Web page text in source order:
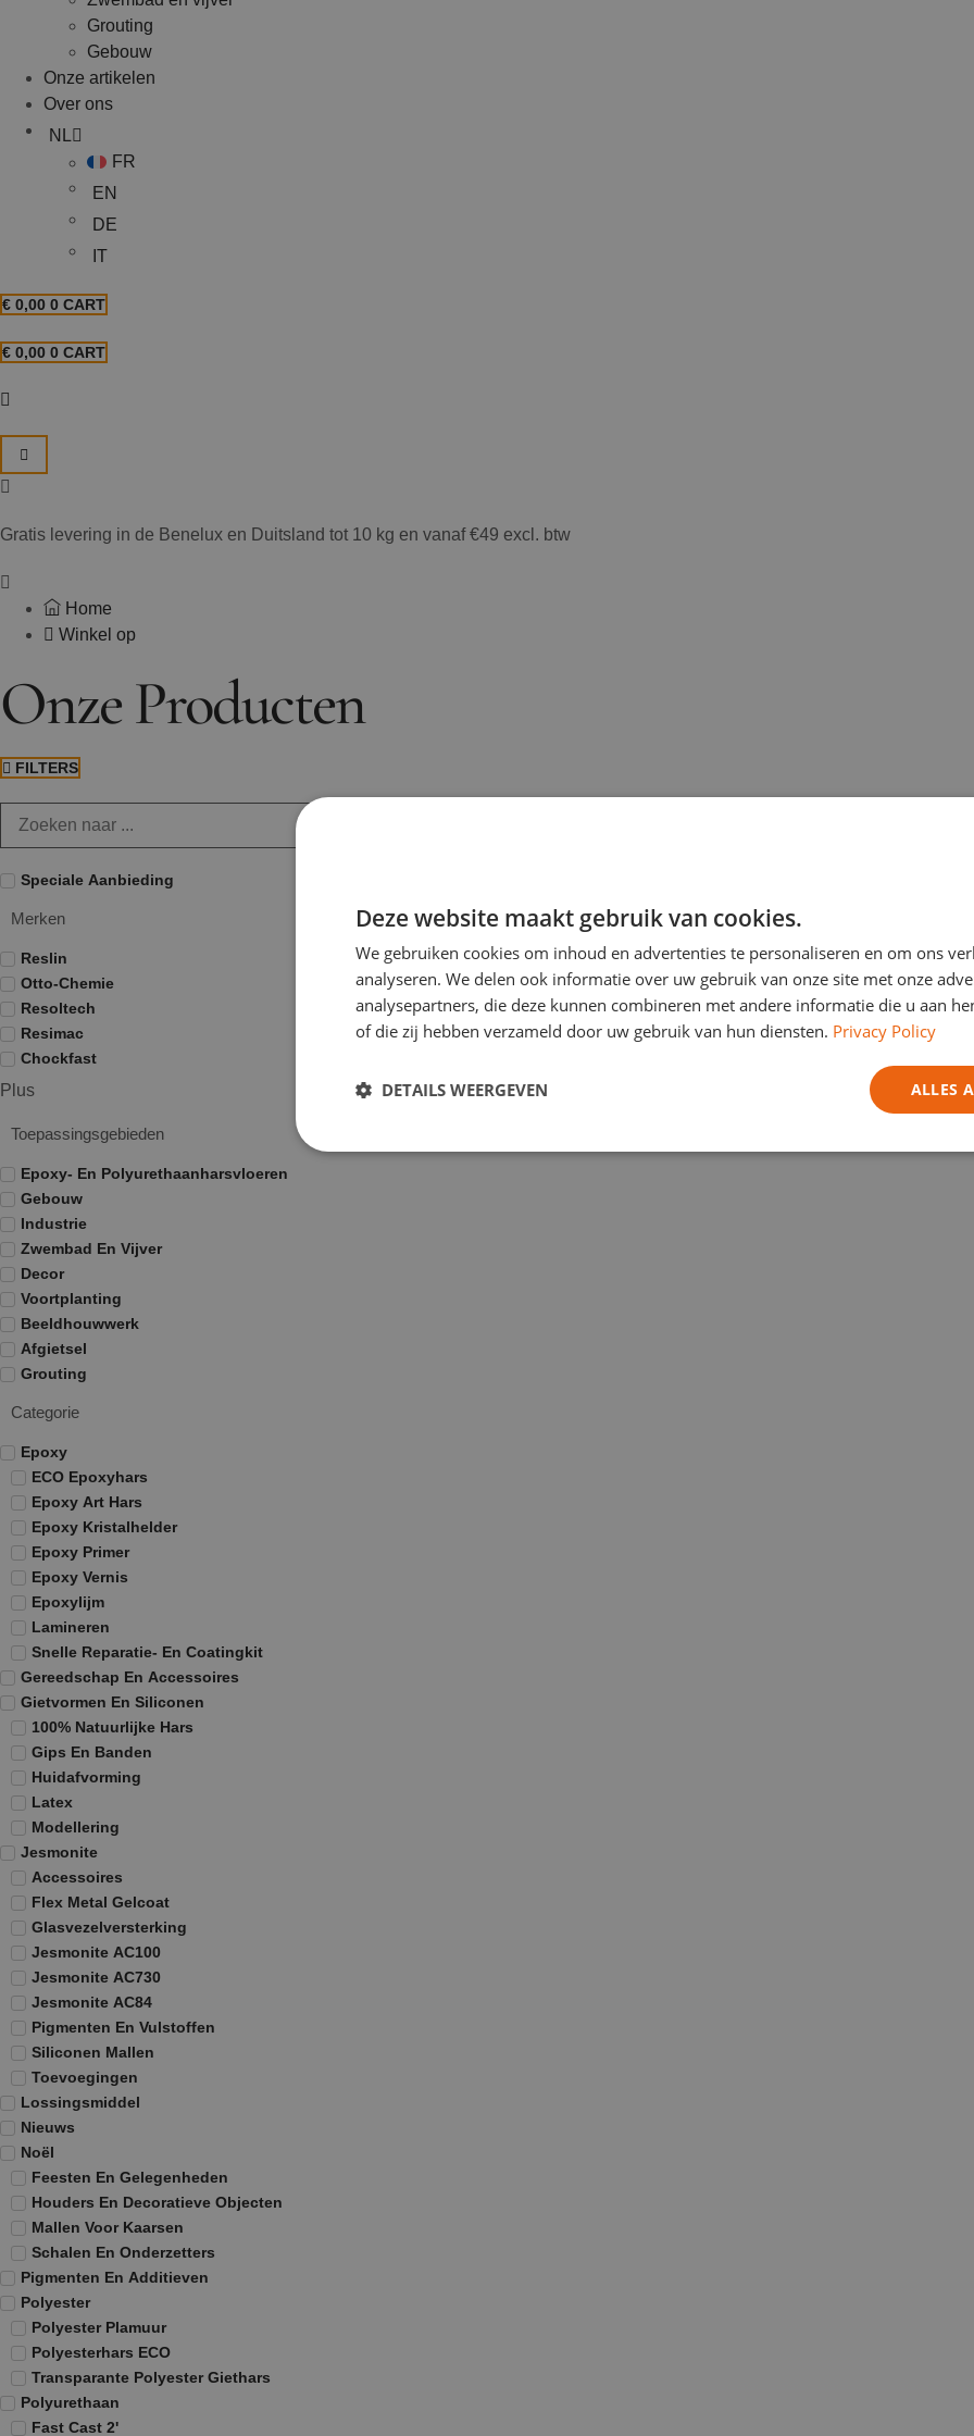
Grouting
Gebouw
Onze artikelen
Over ons
NL
FR
EN
DE
IT
€ 0,00 0 CART
€ 0,00 0 CART
Gratis levering in de Benelux en Duitsland tot 10 kg en vanaf €49 excl. btw
Home
Winkel op
Onze Producten
FILTERS
Speciale Aanbieding
Merken
Reslin
Otto-Chemie
Resoltech
Resimac
Chockfast
Plus
Toepassingsgebieden
Epoxy- En Polyurethaanharsvloeren
Gebouw
Industrie
Zwembad En Vijver
Decor
Voortplanting
Beeldhouwwerk
Afgietsel
Grouting
Categorie
Epoxy
ECO Epoxyhars
Epoxy Art Hars
Epoxy Kristalhelder
Epoxy Primer
Epoxy Vernis
Epoxylijm
Lamineren
Snelle Reparatie- En Coatingkit
Gereedschap En Accessoires
Gietvormen En Siliconen
100% Natuurlijke Hars
Gips En Banden
Huidafvorming
Latex
Modellering
Jesmonite
Accessoires
Flex Metal Gelcoat
Glasvezelversterking
Jesmonite AC100
Jesmonite AC730
Jesmonite AC84
Pigmenten En Vulstoffen
Siliconen Mallen
Toevoegingen
Lossingsmiddel
Nieuws
Noël
Feesten En Gelegenheden
Houders En Decoratieve Objecten
Mallen Voor Kaarsen
Schalen En Onderzetters
Pigmenten En Additieven
Polyester
Polyester Plamuur
Polyesterhars ECO
Transparante Polyester Giethars
Polyurethaan
Fast Cast 2'
Deze website maakt gebruik van cookies.
We gebruiken cookies om inhoud en advertenties te personaliseren en om ons
analyseren. We delen ook informatie over uw gebruik van onze site met onze
analysepartners, die deze kunnen combineren met andere informatie die u aan
of die zij hebben verzameld door uw gebruik van hun diensten. Privacy Policy
ALLES
DETAILS WEERGEVEN